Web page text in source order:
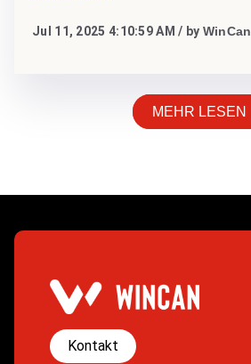
Jul 11, 2025 4:10:59 AM/ by WinCan
MEHR LESEN
Kontakt